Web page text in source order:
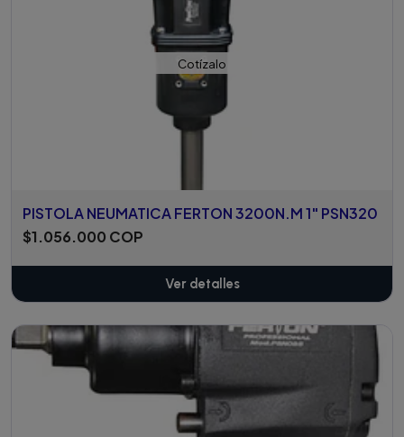
Cotízalo
PISTOLA NEUMATICA FERTON 3200N.M 1" PSN320
$1.056.000 COP
Ver detalles